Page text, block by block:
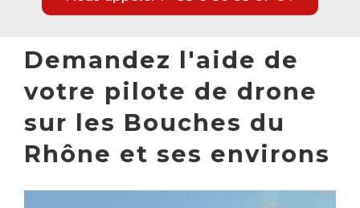
Demandez l'aide de
votre pilote de drone
sur les Bouches du
Rhône et ses environs